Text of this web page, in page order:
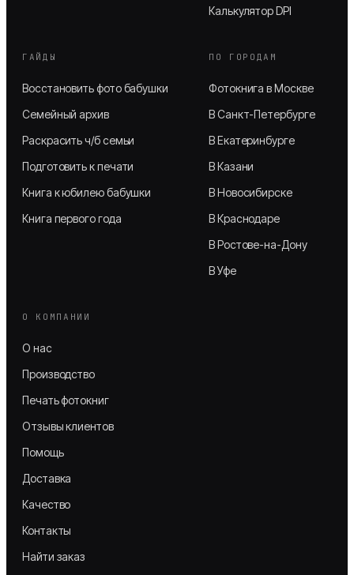
Калькулятор DPI
ГАЙДЫ
Восстановить фото бабушки
Семейный архив
Раскрасить ч/б семьи
Подготовить к печати
Книга к юбилею бабушки
Книга первого года
ПО ГОРОДАМ
Фотокнига в Москве
В Санкт-Петербурге
В Екатеринбурге
В Казани
В Новосибирске
В Краснодаре
В Ростове-на-Дону
В Уфе
О КОМПАНИИ
О нас
Производство
Печать фотокниг
Отзывы клиентов
Помощь
Доставка
Качество
Контакты
Найти заказ